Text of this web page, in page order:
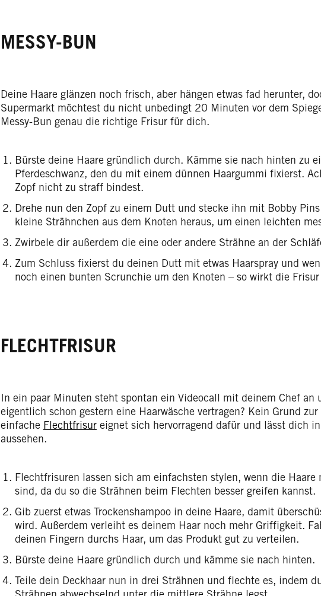
MESSY-BUN
Deine Haare glänzen noch frisch, aber hängen etwas fad herunter,
Supermarkt möchtest du nicht unbedingt 20 Minuten vor dem
Messy-Bun genau die richtige Frisur für dich.
Bürste deine Haare gründlich durch. Kämme sie nach hinten zu
Pferdeschwanz, den du mit einem dünnen Haargummi fixierst.
Zopf nicht zu straff bindest.
Drehe nun den Zopf zu einem Dutt und stecke ihn mit Bobby
kleine Strähnchen aus dem Knoten heraus, um einen leichten
Zwirbele dir außerdem die eine oder andere Strähne an der
Zum Schluss fixierst du deinen Dutt mit etwas Haarspray und
noch einen bunten Scrunchie um den Knoten – so wirkt die
FLECHTFRISUR
In ein paar Minuten steht spontan ein Videocall mit deinem Chef an
eigentlich schon gestern eine Haarwäsche vertragen? Kein Grund
einfache Flechtfrisureignet sich hervorragend dafür und lässt dich
aussehen.
Flechtfrisuren lassen sich am einfachsten stylen, wenn die Haare
sind, da du so die Strähnen beim Flechten besser greifen kannst.
Gib zuerst etwas Trockenshampoo in deine Haare, damit
wird. Außerdem verleiht es deinem Haar noch mehr Griffigkeit.
deinen Fingern durchs Haar, um das Produkt gut zu verteilen.
Bürste deine Haare gründlich durch und kämme sie nach hinten.
Teile dein Deckhaar nun in drei Strähnen und flechte es, indem